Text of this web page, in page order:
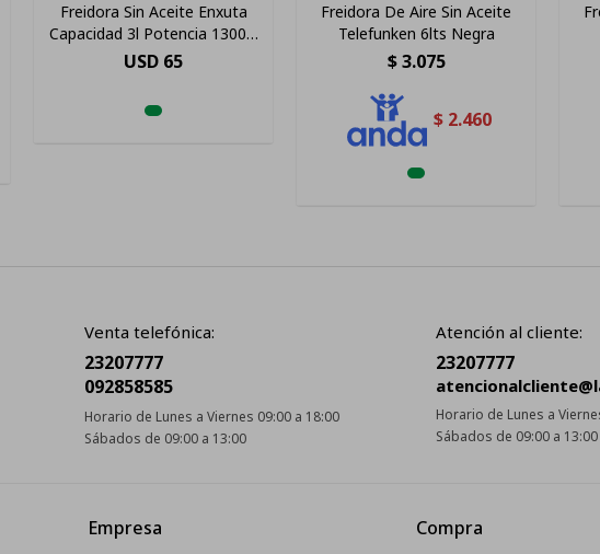
Freidora Sin Aceite Enxuta
Capacidad 3l Potencia 1300w
Color Negro
USD 65
Freidora De Aire Sin Aceite
Telefunken 6lts Negra
$ 3.075
$ 2.460
Venta telefónica:
23207777
092858585
Horario de Lunes a Viernes 09:00 a 18:00
Sábados de 09:00 a 13:00
Atención al cliente:
23207777
Horario de Lunes a
Sábados de 09:00 a 13:00
Empresa Compra